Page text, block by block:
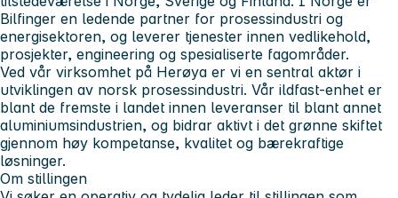
Bilfinger en ledende partner for prosessindustri og
energisektoren, og leverer tjenester innen vedlikehold,
prosjekter, engineering og spesialiserte fagområder.
Ved vår virksomhet på Herøya er vi en sentral aktør i
utviklingen av norsk prosessindustri. Vår ildfast-enhet er
blant de fremste i landet innen leveranser til blant annet
aluminiumsindustrien, og bidrar aktivt i det grønne skiftet
gjennom høy kompetanse, kvalitet og bærekraftige
løsninger.
Om stillingen